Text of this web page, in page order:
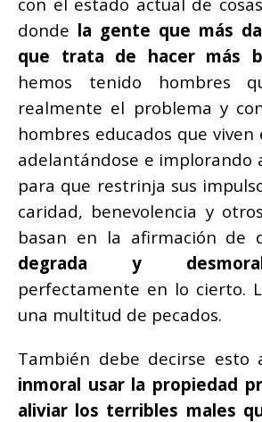
donde la gente que más
que trata de hacer más
hemos tenido hombres
realmente el problema y
hombres educados que viven
adelantándose e implorando
para que restrinja sus
caridad, benevolencia y
basan en la afirmación de
degrada y
perfectamente en lo cierto.
una multitud de pecados.
También debe decirse esto
inmoral usar la propiedad
aliviar los terribles males